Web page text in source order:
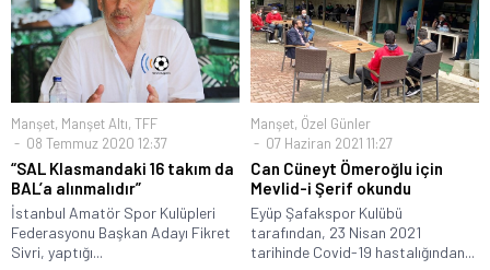
Manşet, Manşet Altı, TFF
08 Temmuz 2020 12:37
“SAL Klasmandaki 16 takım da
BAL’a alınmalıdır”
İstanbul Amatör Spor Kulüpleri
Federasyonu Başkan Adayı Fikret
Sivri, yaptığı...
Manşet, Özel Günler
07 Haziran 2021 11:27
Can Cüneyt Ömeroğlu için
Mevlid-i Şerif okundu
Eyüp Şafakspor Kulübü
tarafından, 23 Nisan 2021
tarihinde Covid-19 hastalığından...